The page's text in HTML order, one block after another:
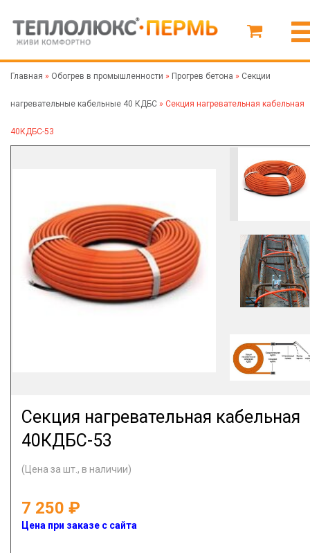
Главная » Обогрев в промышленности » Прогрев бетона » Секции
нагревательные кабельные 40 КДБС » Секция нагревательная кабельная
40КДБС-53
Секция нагревательная кабельная
40КДБС-53
(Цена за шт., в наличии)
7 250
Цена при заказе с сайта